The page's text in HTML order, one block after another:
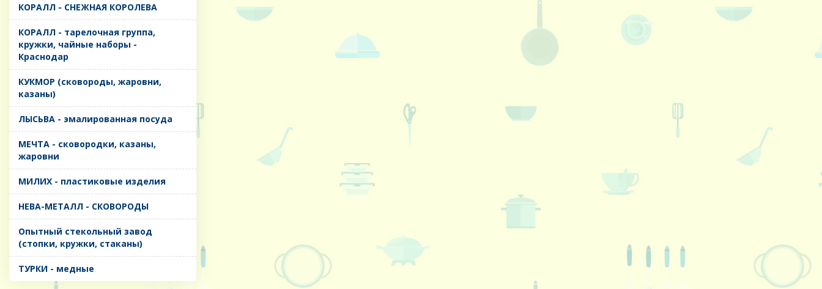
КОРАЛЛ - СНЕЖНАЯ КОРОЛЕВА
КОРАЛЛ - тарелочная группа,
кружки, чайные наборы -
Краснодар
КУКМОР (сковороды, жаровни,
казаны)
ЛЫСЬВА - эмалированная посуда
МЕЧТА - сковородки, казаны,
жаровни
МИЛИХ - пластиковые изделия
НЕВА-МЕТАЛЛ - СКОВОРОДЫ
Опытный стекольный завод
(стопки, кружки, стаканы)
ТУРКИ - медные